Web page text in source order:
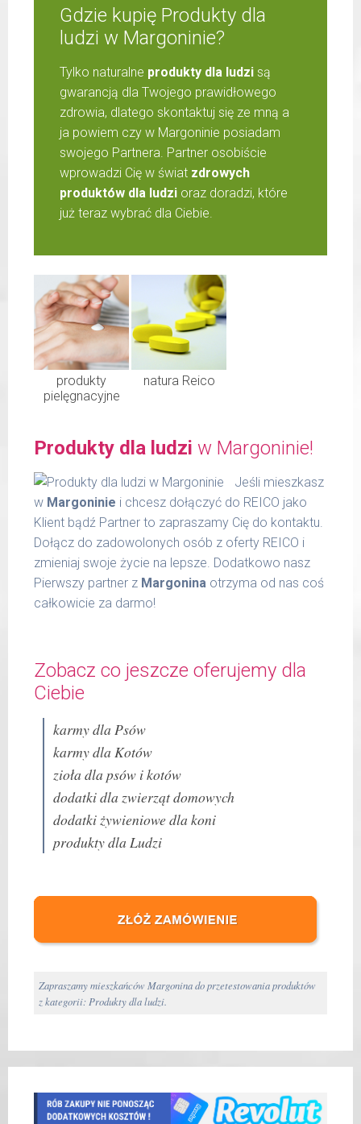
Gdzie kupię Produkty dla
ludzi w Margoninie?
Tylko naturalne produkty dla ludzi są
gwarancją dla Twojego prawidłowego
zdrowia, dlatego skontaktuj się ze mną a
ja powiem czy w Margoninie posiadam
swojego Partnera. Partner osobiście
wprowadzi Cię w świat zdrowych
produktów dla ludzi oraz doradzi, które
już teraz wybrać dla Ciebie.
produkty
pielęgnacyjne
natura Reico
Produkty dla ludzi w Margoninie!
Jeśli mieszkasz
w Margoninie i chcesz dołączyć do REICO jako
Klient bądź Partner to zapraszamy Cię do kontaktu.
Dołącz do zadowolonych osób z oferty REICO i
zmieniaj swoje życie na lepsze. Dodatkowo nasz
Pierwszy partner z Margonina otrzyma od nas coś
całkowicie za darmo!
Zobacz co jeszcze oferujemy dla
Ciebie
karmy dla Psów
karmy dla Kotów
zioła dla psów i kotów
dodatki dla zwierząt domowych
dodatki żywieniowe dla koni
produkty dla Ludzi
Zapraszamy mieszkańców Margonina do przetestowania produktów
z kategorii: Produkty dla ludzi.